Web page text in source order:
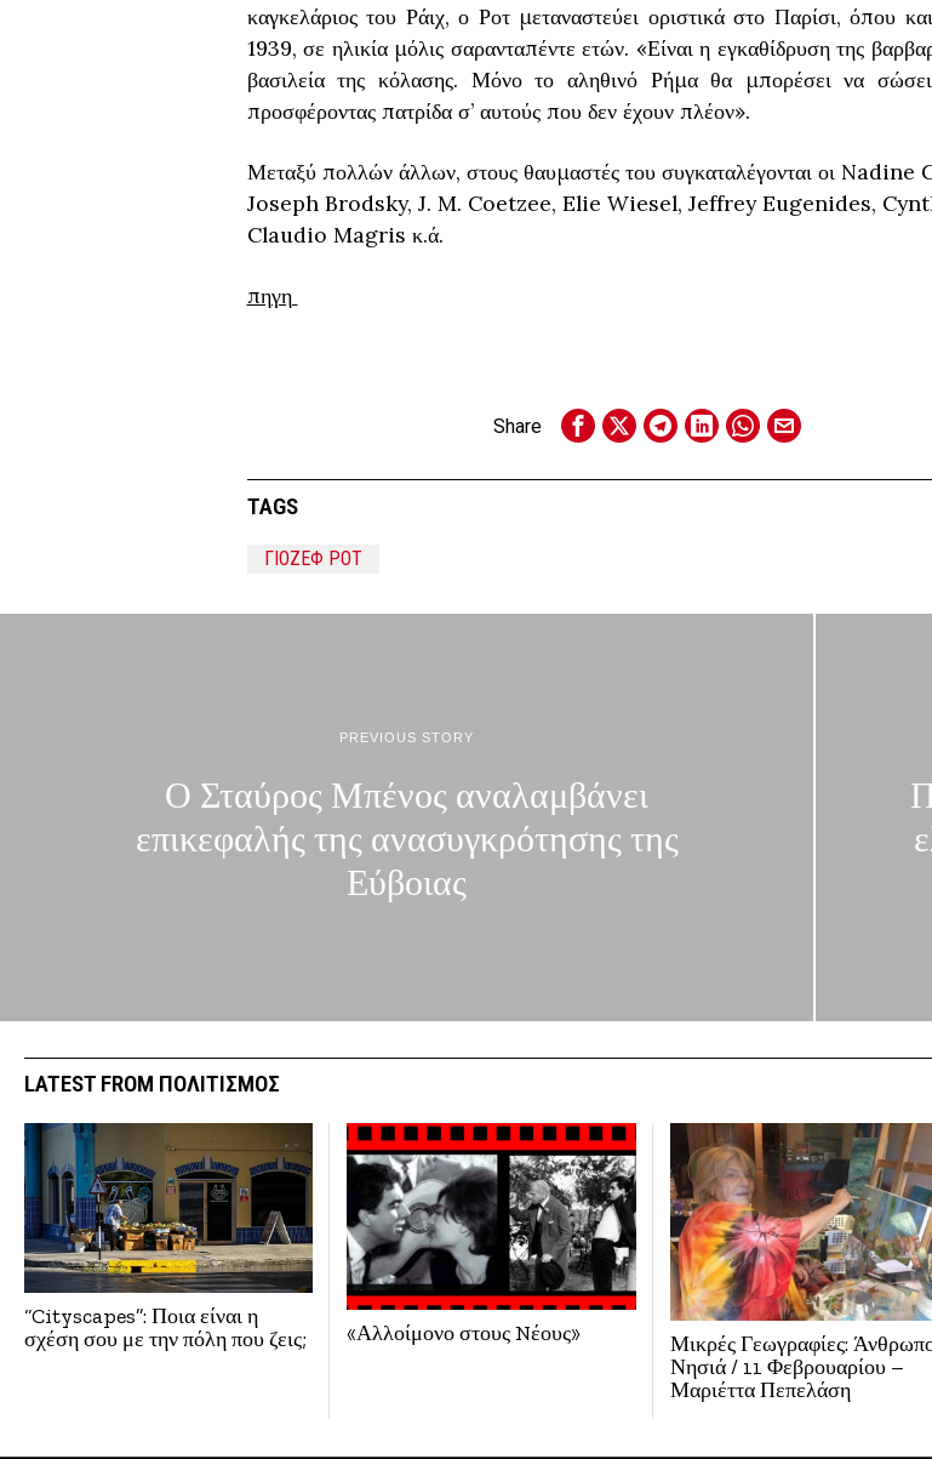
καγκελάριος του Ράιχ, ο Ροτ μεταναστεύει οριστικά στο Παρίσι, όπου
1939, σε ηλικία μόλις σαρανταπέντε ετών. «Είναι η εγκαθίδρυση της
βασιλεία της κόλασης. Μόνο το αληθινό Ρήμα θα μπορέσει να
προσφέροντας πατρίδα σ’ αυτούς που δεν έχουν πλέον».
Μεταξύ πολλών άλλων, στους θαυμαστές του συγκαταλέγονται οι
Joseph Brodsky, J. M. Coetzee, Elie Wiesel, Jeffrey Eugenides,
Claudio Magris κ.ά.
πηγη
Share
TAGS
ΓΙΟΖΕΦ ΡΟΤ
PREVIOUS STORY
Ο Σταύρος Μπένος αναλαμβάνει
επικεφαλής της ανασυγκρότησης της
Εύβοιας
LATEST FROM ΠΟΛΙΤΙΣΜΟΣ
“Cityscapes”: Ποια είναι η
σχέση σου με την πόλη που ζεις;
«Αλλοίμονο στους Nέους»
Μικρές Γεωγραφίες:
Νησιά / 11 Φεβρουαρίου –
Μαριέττα Πεπελάση